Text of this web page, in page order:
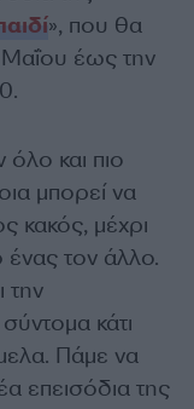
», που θα
έως την
όλο και πιο
μπορεί να
κακός, μέχρι
ένας τον άλλο.
την
κάτι
Πάμε να
επεισόδια της